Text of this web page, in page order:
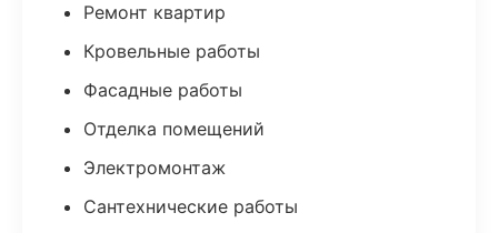
Ремонт квартир
Кровельные работы
Фасадные работы
Отделка помещений
Электромонтаж
Сантехнические работы